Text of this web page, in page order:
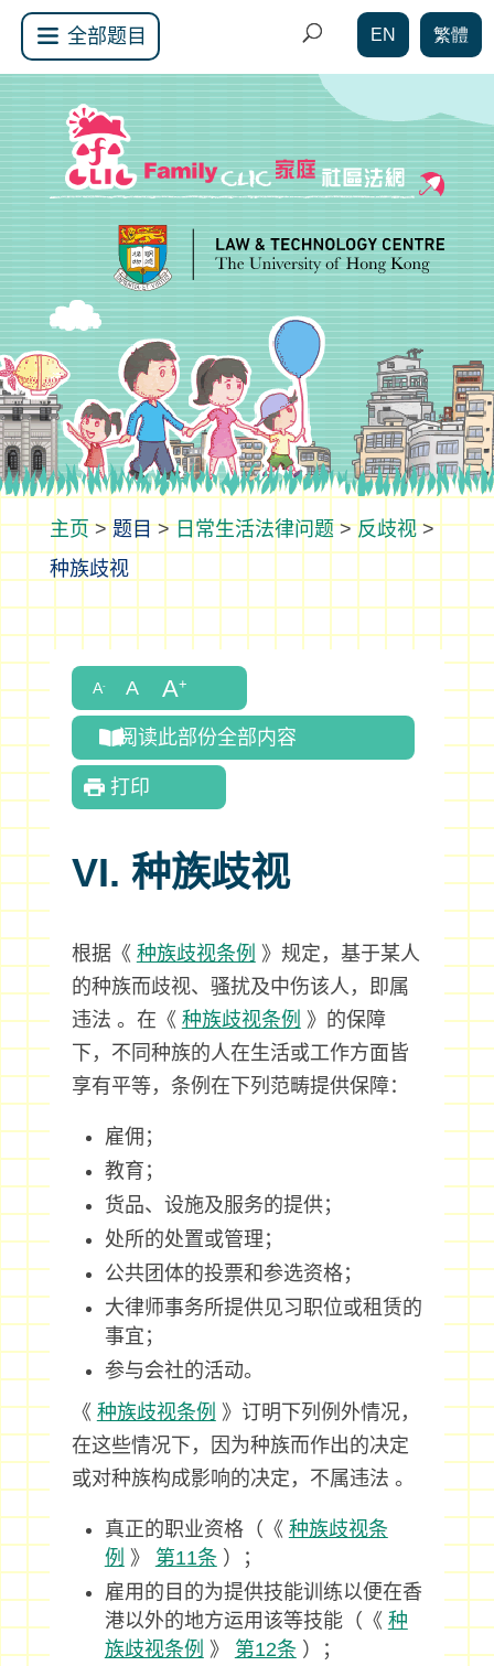
全部题目 EN 繁體
>题目>日常生活法律问题>反歧视>
种族歧视
阅读此部份全部内容
打印
VI. 种族歧视
根据《 种族歧视条例 》规定，基于某人
的种族而歧视、骚扰及中伤该人，即属
违法 。在《 种族歧视条例 》的保障
下，不同种族的人在生活或工作方面皆
享有平等，条例在下列范畴提供保障：
雇佣；
教育；
货品、设施及服务的提供；
处所的处置或管理；
公共团体的投票和参选资格；
大律师事务所提供见习职位或租赁的
事宜；
参与会社的活动。
《 种族歧视条例 》订明下列例外情况，
在这些情况下，因为种族而作出的决定
或对种族构成影响的决定，不属违法 。
真正的职业资格（《 种族歧视条
例 》 第11条）；
雇用的目的为提供技能训练以便在香
港以外的地方运用该等技能（《 种
族歧视条例 》 第12条）；